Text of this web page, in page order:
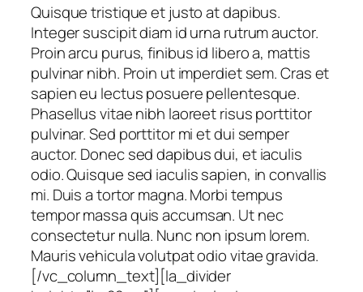
Quisque tristique et justo at dapibus.
Integer suscipit diam id urna rutrum auctor.
Proin arcu purus, finibus id libero a, mattis
pulvinar nibh. Proin ut imperdiet sem. Cras et
sapien eu lectus posuere pellentesque.
Phasellus vitae nibh laoreet risus porttitor
pulvinar. Sed porttitor mi et dui semper
auctor. Donec sed dapibus dui, et iaculis
odio. Quisque sed iaculis sapien, in convallis
mi. Duis a tortor magna. Morbi tempus
tempor massa quis accumsan. Ut nec
consectetur nulla. Nunc non ipsum lorem.
Mauris vehicula volutpat odio vitae gravida.
[/vc_column_text][la_divider